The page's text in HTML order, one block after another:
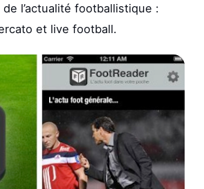
l’actualité footballistique :
et live football.